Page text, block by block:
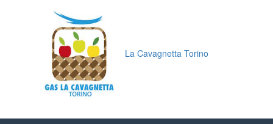
La Cavagnetta Torino